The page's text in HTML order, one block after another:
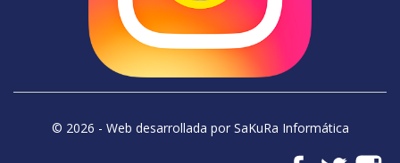
© 2026 - Web desarrollada por SaKuRa Informática